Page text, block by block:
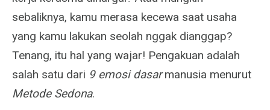
sebaliknya, kamu merasa kecewa saat usaha
yang kamu lakukan seolah nggak dianggap?
Tenang, itu hal yang wajar! Pengakuan adalah
salah satu dari 9 emosi dasarmanusia menurut
Metode Sedona.